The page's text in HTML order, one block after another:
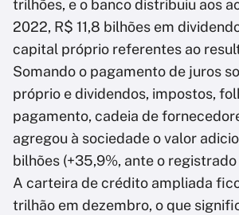
trilhões, e o banco distribuiu aos
2022, R$ 11,8 bilhões em
capital próprio referentes ao
Somando o pagamento de juros
próprio e dividendos, impostos,
pagamento, cadeia de
agregou à sociedade o valor
bilhões (+35,9%, ante o registrado
A carteira de crédito ampliada
trilhão em dezembro, o que